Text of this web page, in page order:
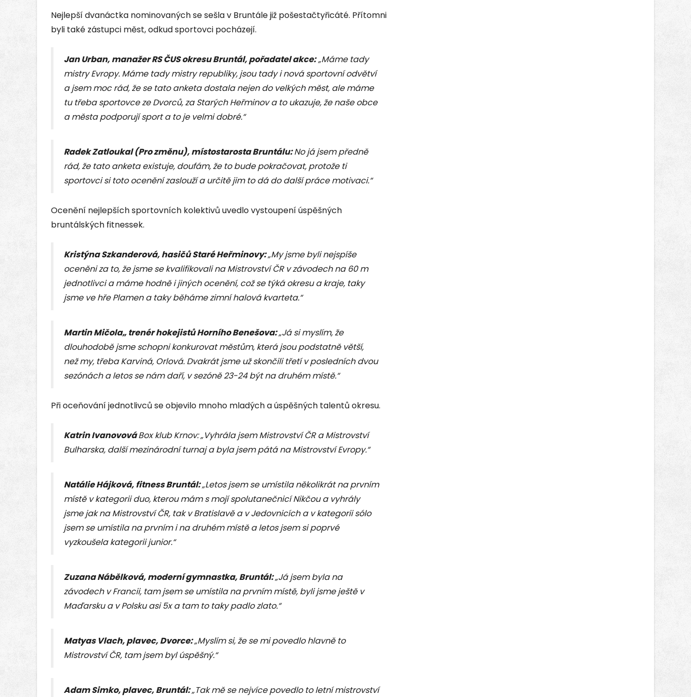
Nejlepší dvanáctka nominovaných se sešla v Bruntále již pošestačtyřicáté. Přítomni
byli také zástupci měst, odkud sportovci pocházejí.
Jan Urban, manažer RS ČUS okresu Bruntál, pořadatel akce:„Máme tady
mistry Evropy. Máme tady mistry republiky, jsou tady i nová sportovní odvětví
a jsem moc rád, že se tato anketa dostala nejen do velkých měst, ale máme
tu třeba sportovce ze Dvorců, za Starých Heřminov a to ukazuje, že naše obce
a města podporují sport a to je velmi dobré.“
Radek Zatloukal (Pro změnu), místostarosta Bruntálu:No já jsem předně
rád, že tato anketa existuje, doufám, že to bude pokračovat, protože ti
sportovci si toto ocenění zaslouží a určitě jim to dá do další práce motivaci.“
Ocenění nejlepších sportovních kolektivů uvedlo vystoupení úspěšných
bruntálských fitnessek.
Kristýna Szkanderová, hasičů Staré Heřminovy:„My jsme byli nejspíše
oceněni za to, že jsme se kvalifikovali na Mistrovství ČR v závodech na 60 m
jednotlivci a máme hodně i jiných ocenění, což se týká okresu a kraje, taky
jsme ve hře Plamen a taky běháme zimní halová kvarteta.“
Martin Mičola„ trenér hokejistů Horního Benešova:„Já si myslím, že
dlouhodobě jsme schopni konkurovat městům, která jsou podstatně větší,
než my, třeba Karviná, Orlová. Dvakrát jsme už skončili třetí v posledních dvou
sezónách a letos se nám daří, v sezóně 23-24 být na druhém místě.“
Při oceňování jednotlivců se objevilo mnoho mladých a úspěšných talentů okresu.
Katrin IvanovováBox klub Krnov: „Vyhrála jsem Mistrovství ČR a Mistrovství
Bulharska, další mezinárodní turnaj a byla jsem pátá na Mistrovství Evropy.“
Natálie Hájková, fitness Bruntál:„Letos jsem se umístila několikrát na prvním
místě v kategorii duo, kterou mám s mojí spolutanečnicí Nikčou a vyhrály
jsme jak na Mistrovství ČR, tak v Bratislavě a v Jedovnicích a v kategorii sólo
jsem se umístila na prvním i na druhém místě a letos jsem si poprvé
vyzkoušela kategorii junior.“
Zuzana Nábělková, moderní gymnastka, Bruntál:„Já jsem byla na
závodech v Francii, tam jsem se umístila na prvním místě, byli jsme ještě v
Maďarsku a v Polsku asi 5x a tam to taky padlo zlato.“
Matyas Vlach, plavec, Dvorce:„Myslím si, že se mi povedlo hlavně to
Mistrovství ČR, tam jsem byl úspěšný.“
Adam Simko,plavec, Bruntál:„Tak mě se nejvíce povedlo to letní mistrovství